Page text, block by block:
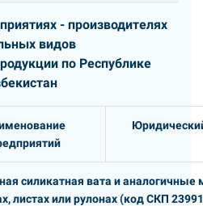
- производителях
видов
по Республике
силикатная вата и
листах или рулонах (код СКП